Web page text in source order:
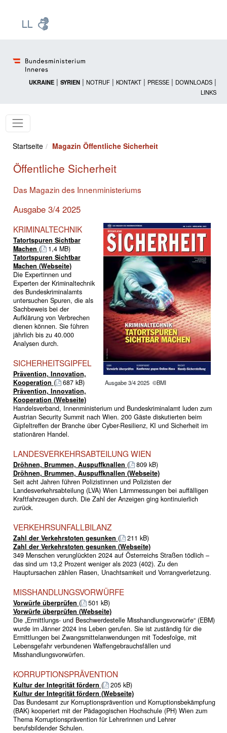
UKRAINE | SYRIEN | NOTRUF | KONTAKT | PRESSE | DOWNLOADS |
LINKS
Startseite Magazin Öffentliche Sicherheit
Öffentliche Sicherheit
Das Magazin des Innenministeriums
Ausgabe 3/4 2025
Ausgabe 3/4 2025 ©BMI
KRIMINALTECHNIK
Tatortspuren Sichtbar
Machen (
1,4 MB)
Tatortspuren Sichtbar
Machen (Webseite)
Die Expertinnen und
Experten der Kriminaltechnik
des Bundeskriminalamts
untersuchen Spuren, die als
Sachbeweis bei der
Aufklärung von Verbrechen
dienen können. Sie führen
jährlich bis zu 40.000
Analysen durch.
SICHERHEITSGIPFEL
Prävention, Innovation,
Kooperation (
687 kB)
Prävention, Innovation,
Kooperation (Webseite)
Handelsverband, Innenministerium und Bundeskriminalamt luden zum
Austrian Security Summit nach Wien. 200 Gäste diskutierten beim
Gipfeltreffen der Branche über Cyber-Resilienz, KI und Sicherheit im
stationären Handel.
LANDESVERKEHRSABTEILUNG WIEN
Dröhnen, Brummen, Auspuffknallen (
809 kB)
Dröhnen, Brummen, Auspuffknallen (Webseite)
Seit acht Jahren führen Polizistinnen und Polizisten der
Landesverkehrsabteilung (LVA) Wien Lärmmessungen bei auffälligen
Kraftfahrzeugen durch. Die Zahl der Anzeigen ging kontinuierlich
zurück.
VERKEHRSUNFALLBILANZ
Zahl der Verkehrstoten gesunken (
211 kB)
Zahl der Verkehrstoten gesunken (Webseite)
349 Menschen verunglückten 2024 auf Österreichs Straßen tödlich –
das sind um 13,2 Prozent weniger als 2023 (402). Zu den
Hauptursachen zählen Rasen, Unachtsamkeit und Vorrangverletzung.
MISSHANDLUNGSVORWÜRFE
Vorwürfe überprüfen (
501 kB)
Vorwürfe überprüfen (Webseite)
Die „Ermittlungs- und Beschwerdestelle Misshandlungsvorwürfe“ (EBM)
wurde im Jänner 2024 ins ­Leben gerufen. Sie ist zuständig für die
Ermittlungen bei Zwangsmittelanwendungen mit Todesfolge, mit
Lebensgefahr verbundenen Waffengebrauchsfällen und
Misshandlungsvorwürfen.
KORRUPTIONSPRÄVENTION
Kultur der Integrität fördern (
205 kB)
Kultur der Integrität fördern (Webseite)
Das Bundesamt zur Korruptionsprävention und Korruptionsbekämpfung
(BAK) kooperiert mit der Pädagogischen Hochschule (PH) Wien zum
Thema Korruptionsprävention für Lehrerinnen und Lehrer
berufsbildender Schulen.